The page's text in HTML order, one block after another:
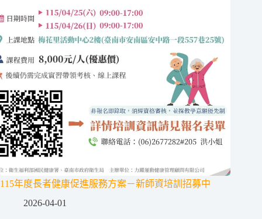
115年度長者健康促進服務方案－新師資培訓招募中
2026-04-01